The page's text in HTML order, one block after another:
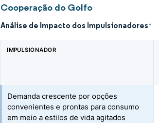
Cooperação do Golfo
Análise de Impacto dos Impulsionadores*
IMPULSIONADOR
Demanda crescente por opções
convenientes e prontas para consumo
em meio a estilos de vida agitados